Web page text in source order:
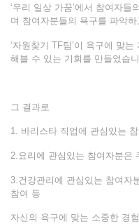
‘우리 일상 가꿈’에서 참여자들
며 참여자분들의 욕구를 파악하
‘자원찾기 TF팀’이 욕구에 맞
해볼 수 있는 기회를 만들었습니
그 결과로
1. 바리스타 직업에 관심있는
2.요리에 관심있는 참여자분은
3.건강관리에 관심있는 참여자
참여 등
자신의 욕구에 맞는 소중한 경